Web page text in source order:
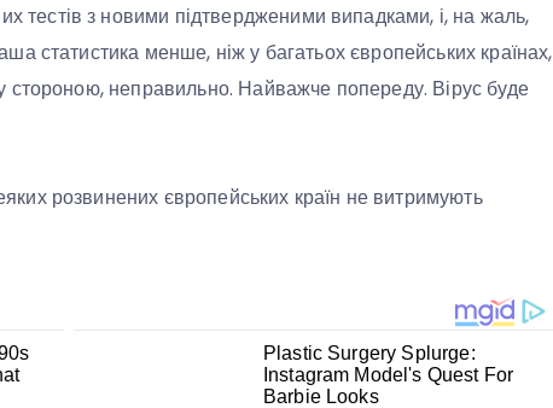
тестів з новими підтвердженими випадками, і, на жаль,
статистика менше, ніж у багатьох європейських країнах,
стороною, неправильно. Найважче попереду. Вірус буде
розвинених європейських країн не витримують